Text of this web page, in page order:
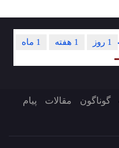
1 ماه 1 هفته 1 روز
گوناگون مقالات پیام